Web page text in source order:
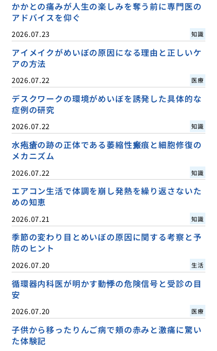
かかとの痛みが人生の楽しみを奪う前に専門医の
アドバイスを仰ぐ
2026.07.23 知識
アイメイクがめいぼの原因になる理由と正しいケ
アの方法
2026.07.22 医療
デスクワークの環境がめいぼを誘発した具体的な
症例の研究
2026.07.22 知識
水疱瘡の跡の正体である萎縮性瘢痕と細胞修復の
メカニズム
2026.07.22 知識
エアコン生活で体調を崩し発熱を繰り返さないた
めの知恵
2026.07.21 知識
季節の変わり目とめいぼの原因に関する考察と予
防のヒント
2026.07.20 生活
循環器内科医が明かす動悸の危険信号と受診の目
安
2026.07.20 医療
子供から移ったりんご病で頬の赤みと激痛に驚い
た体験記